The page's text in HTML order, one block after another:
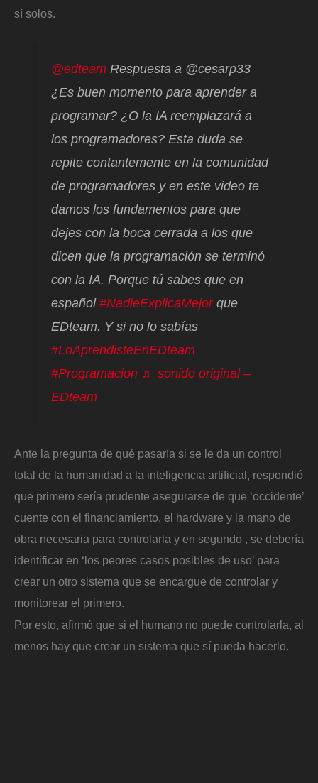
sí solos.
@edteam Respuesta a @cesarp33
¿Es buen momento para aprender a
programar? ¿O la IA reemplazará a
los programadores? Esta duda se
repite contantemente en la comunidad
de programadores y en este video te
damos los fundamentos para que
dejes con la boca cerrada a los que
dicen que la programación se terminó
con la IA. Porque tú sabes que en
español#NadieExplicaMejorque
EDteam. Y si no lo sabías
#LoAprendisteEnEDteam
#Programacion ♬ sonido original –
EDteam
Ante la pregunta de qué pasaría si se le da un control
total de la humanidad a la inteligencia artificial, respondió
que primero sería prudente asegurarse de que ‘occidente’
cuente con el financiamiento, el hardware y la mano de
obra necesaria para controlarla y en segundo , se debería
identificar en ‘los peores casos posibles de uso’ para
crear un otro sistema que se encargue de controlar y
monitorear el primero.
Por esto, afirmó que si el humano no puede controlarla, al
menos hay que crear un sistema que sí pueda hacerlo.